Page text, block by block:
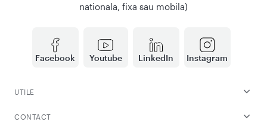
Facebook Youtube LinkedIn Instagram
nationala, fixa sau mobila)
UTILE
CONTACT